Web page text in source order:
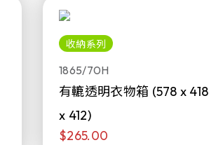
收納系列
1865/70H
有轆透明衣物箱 (578 x 418
x 412)
$265.00